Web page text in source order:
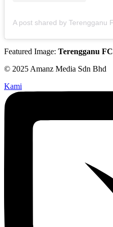
Featured Image: Terengganu FC
© 2025 Amanz Media Sdn Bhd
Kami